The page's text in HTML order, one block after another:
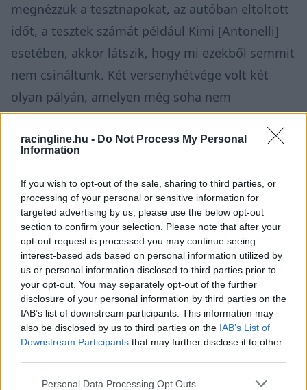
racingline.hu - Do Not Process My Personal
Information
If you wish to opt-out of the sale, sharing to third parties, or
processing of your personal or sensitive information for
targeted advertising by us, please use the below opt-out
section to confirm your selection. Please note that after your
opt-out request is processed you may continue seeing
interest-based ads based on personal information utilized by
us or personal information disclosed to third parties prior to
your opt-out. You may separately opt-out of the further
disclosure of your personal information by third parties on the
IAB’s list of downstream participants. This information may
also be disclosed by us to third parties on the IAB’s List of
Downstream Participants that may further disclose it to other
Please note that this website/app uses one or more Google
Personal Data Processing Opt Outs
megnézzük a tesztnapokat, az autóban eltöltött
időt, a tesztek számát például Kimi [Antonelli]
esetében, akkor látszik, hogy mi ezekből semmit
nem csináltunk. Két versenyhétvége volt két
olyan pályán, amelyen még soha nem
versenyeztem, az egyik ráadásul sprinthétvége.
Nem voltak tiszta hétvégék. Gondjaink voltak
aztán Melbourne-ben szintén” – idézia
RacingNews365 Lawsont, aki ezután rátért arra,
hogy Kínában azért ment bele a kísérletezésbe,
mert úgy gondolta, nem ezen múlik a jövője.